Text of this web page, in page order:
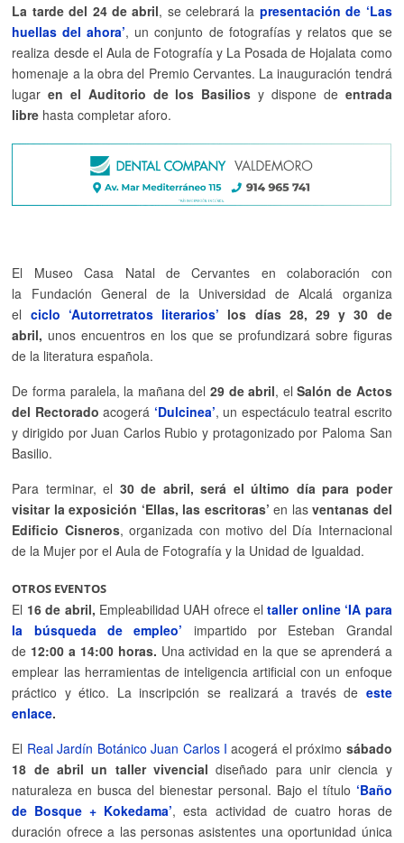
La tarde del 24 de abril, se celebrará la presentación de ‘Las
huellas del ahora’, un conjunto de fotografías y relatos que se
realiza desde el Aula de Fotografía y La Posada de Hojalata como
homenaje a la obra del Premio Cervantes. La inauguración tendrá
lugaren el Auditorio de los Basilios y dispone de entrada
libre hasta completar aforo.
El Museo Casa Natal de Cervantes en colaboración con
la Fundación General de la Universidad de Alcalá organiza
el ciclo ‘Autorretratos literarios’ los días 28, 29 y 30 de
abril, unos encuentros en los que se profundizará sobre figuras
de la literatura española.
De forma paralela, la mañana del 29 de abril, elSalón de Actos
del Rectorado acogerá ‘Dulcinea’, un espectáculo teatral escrito
y dirigido por Juan Carlos Rubio y protagonizado por Paloma San
Basilio.
Para terminar, el 30 de abril, será el último día para poder
visitar la exposición ‘Ellas, las escritoras’ en lasventanas del
Edificio Cisneros, organizada con motivo del Día Internacional
de la Mujer por el Aula de Fotografía y la Unidad de Igualdad.
OTROS EVENTOS
El 16 de abril, Empleabilidad UAH ofrece eltaller online ‘IA para
la búsqueda de empleo’
impartido por Esteban Grandal
de 12:00 a 14:00 horas. Una actividad en la que se aprenderá a
emplear las herramientas de inteligencia artificial con un enfoque
práctico y ético. La inscripción se realizará a través de este
enlace.
El Real Jardín Botánico Juan Carlos I acogerá el próximo sábado
18 de abril un taller vivencial diseñado para unir ciencia y
naturaleza en busca del bienestar personal. Bajo el título ‘Baño
de Bosque + Kokedama’, esta actividad de cuatro horas de
duración ofrece a las personas asistentes una oportunidad única